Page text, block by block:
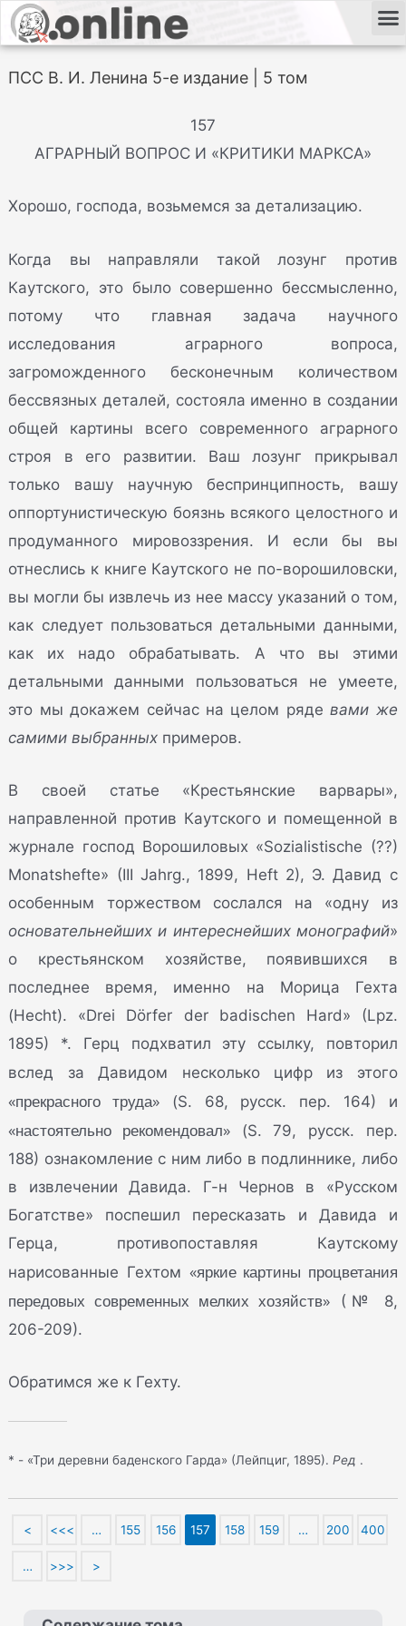
ПСС В. И. Ленина 5-е издание | 5 том
157
АГРАРНЫЙ ВОПРОС И «КРИТИКИ МАРКСА»
Хорошо, господа, возьмемся за детализацию.
Когда вы направляли такой лозунг против
Каутского, это было совершенно бессмысленно,
потому что главная задача научного
исследования аграрного вопроса,
загроможденного бесконечным количеством
бессвязных деталей, состояла именно в создании
общей картины всего современного аграрного
строя в его развитии. Ваш лозунг прикрывал
только вашу научную беспринципность, вашу
оппортунистическую боязнь всякого целостного и
продуманного мировоззрения. И если бы вы
отнеслись к книге Каутского не по-ворошиловски,
вы могли бы извлечь из нее массу указаний о том,
как следует пользоваться детальными данными,
как их надо обрабатывать. А что вы этими
детальными данными пользоваться не умеете,
это мы докажем сейчас на целом рядевами же
самими выбранных примеров.
В своей статье «Крестьянские варвары»,
направленной против Каутского и помещенной в
журнале господ Ворошиловых «Sozialistische (??)
Monatshefte» (III Jahrg., 1899, Heft 2), Э. Давид с
особенным торжеством сослался на «одну из
основательнейших и интереснейших монографий»
о крестьянском хозяйстве, появившихся в
последнее время, именно на Морица Гехта
(Hecht). «Drei Dörfer der badischen Hard» (Lpz.
1895) *. Герц подхватил эту ссылку, повторил
вслед за Давидом несколько цифр из этого
«прекрасного труда»(S. 68, русск. пер. 164) и
«настоятельно рекомендовал»(S. 79, русск. пер.
188) ознакомление с ним либо в подлиннике, либо
в извлечении Давида. Г-н Чернов в «Русском
Богатстве» поспешил пересказать и Давида и
Герца, противопоставляя Каутскому
нарисованные Гехтом «яркие картины процветания
передовых современных мелких хозяйств» (№ 8,
206-209).
Обратимся же к Гехту.
* - «Три деревни баденского Гарда» (Лейпциг, 1895).Ред .
< <<< … 155 156 157 158 159 … 200 400
… >>> >